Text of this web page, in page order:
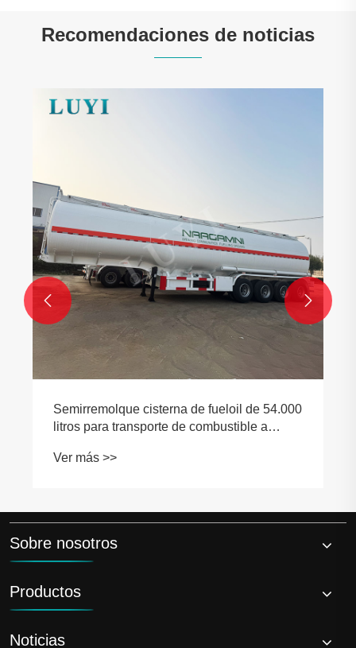
Recomendaciones de noticias
 
Sobre nosotros
Productos
Noticias